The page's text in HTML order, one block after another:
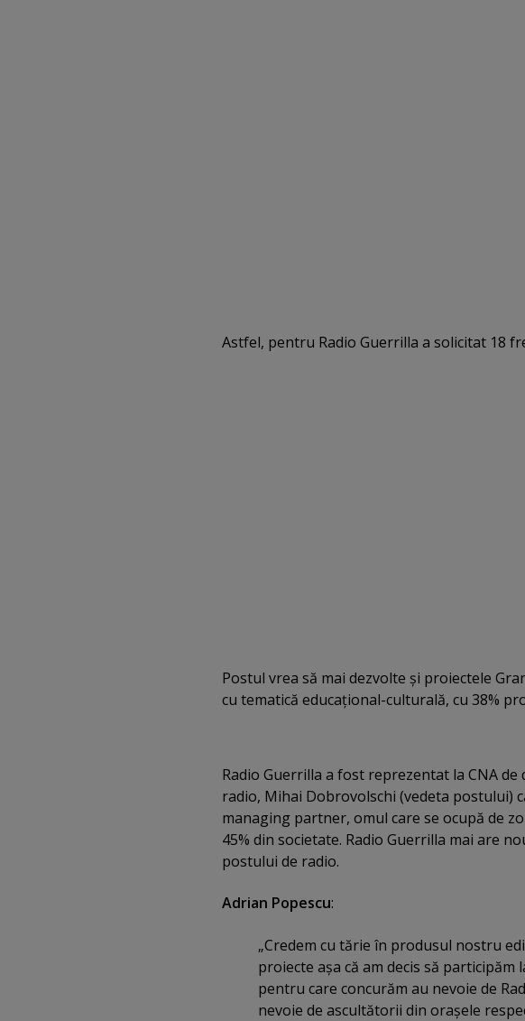
Astfel, pentru Radio Guerrilla a solicitat 18
Postul vrea să mai dezvolte şi proiectele
cu tematică educaţional-culturală, cu 38%
Radio Guerrilla a fost reprezentat la CNA
radio, Mihai Dobrovolschi (vedeta postului)
managing partner, omul care se ocupă de
45% din societate. Radio Guerrilla mai are
postului de radio.
Adrian Popescu:
„Credem cu tărie în produsul nostru
proiecte aşa că am decis să
pentru care concurăm au nevoie de
nevoie de ascultătorii din oraşele